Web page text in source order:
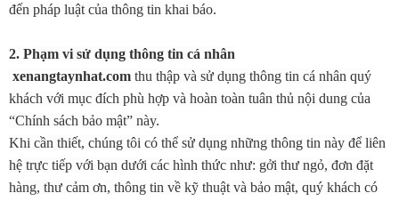
đến pháp luật của thông tin khai báo.
2. Phạm vi sử dụng thông tin cá nhân
xenangtaynhat.com thu thập và sử dụng thông tin cá nhân quý
khách với mục đích phù hợp và hoàn toàn tuân thủ nội dung của
“Chính sách bảo mật” này.
Khi cần thiết, chúng tôi có thể sử dụng những thông tin này để liên
hệ trực tiếp với bạn dưới các hình thức như: gởi thư ngỏ, đơn đặt
hàng, thư cảm ơn, thông tin về kỹ thuật và bảo mật, quý khách có